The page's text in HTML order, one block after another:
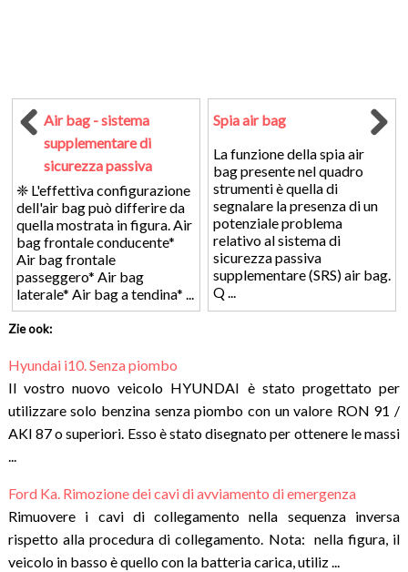
Air bag - sistema
supplementare di
sicurezza passiva
❈ L'effettiva configurazione
dell'air bag può differire da
quella mostrata in figura. Air
bag frontale conducente*
Air bag frontale
passeggero* Air bag
laterale* Air bag a tendina* ...
Spia air bag
La funzione della spia air
bag presente nel quadro
strumenti è quella di
segnalare la presenza di un
potenziale problema
relativo al sistema di
sicurezza passiva
supplementare (SRS) air bag.
Q ...
Zie ook:
Hyundai i10. Senza piombo
Il vostro nuovo veicolo HYUNDAI è stato progettato per
utilizzare solo benzina senza piombo con un valore RON 91 /
AKI 87 o superiori. Esso è stato disegnato per ottenere le massi
...
Ford Ka. Rimozione dei cavi di avviamento di emergenza
Rimuovere i cavi di collegamento nella sequenza inversa
rispetto alla procedura di collegamento. Nota: nella figura, il
veicolo in basso è quello con la batteria carica, utiliz ...